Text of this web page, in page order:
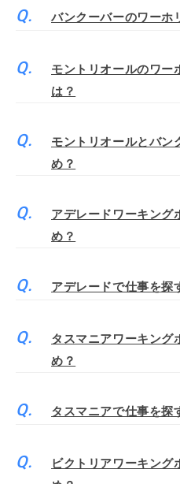
バンクーバーのワーホ
モントリオールのワー
は？
モントリオールとバン
め？
アデレードワーキング
め？
アデレードで仕事を探
タスマニアワーキング
め？
タスマニアで仕事を探
ビクトリアワーキング